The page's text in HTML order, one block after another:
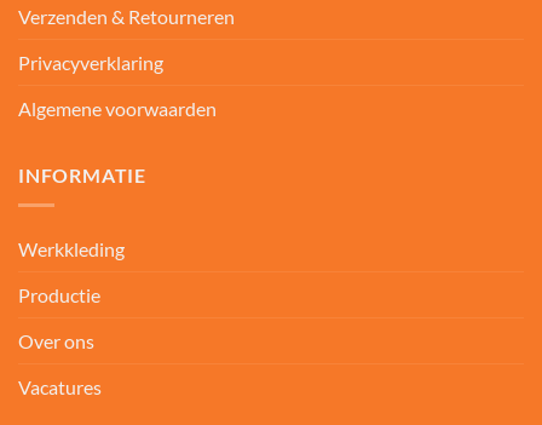
Verzenden & Retourneren
Privacyverklaring
Algemene voorwaarden
INFORMATIE
Werkkleding
Productie
Over ons
Vacatures